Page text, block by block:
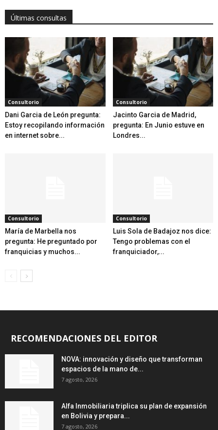
Últimas consultas
Consultorio
Dani Garcia de León pregunta:
Estoy recopilando información
en internet sobre...
Consultorio
Jacinto Garcia de Madrid,
pregunta: En Junio estuve en
Londres...
Consultorio
María de Marbella nos
pregunta: He preguntado por
franquicias y muchos...
Consultorio
Luis Sola de Badajoz nos dice:
Tengo problemas con el
franquiciador,...
RECOMENDACIONES DEL EDITOR
NOVA: innovación y diseño que transforman
espacios de la mano de...
7 agosto, 2026
Alfa Inmobiliaria triplica su plan de expansión
en Bolivia y prepara...
7 agosto, 2026